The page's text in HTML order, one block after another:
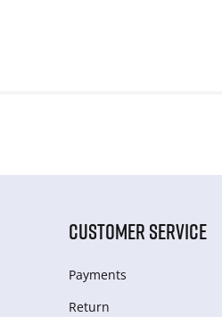
CUSTOMER SERVICE
Payments
Return